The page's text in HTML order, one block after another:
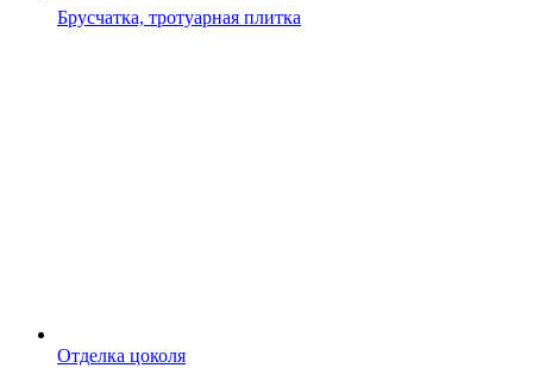
Брусчатка, тротуарная плитка
Отделка цоколя